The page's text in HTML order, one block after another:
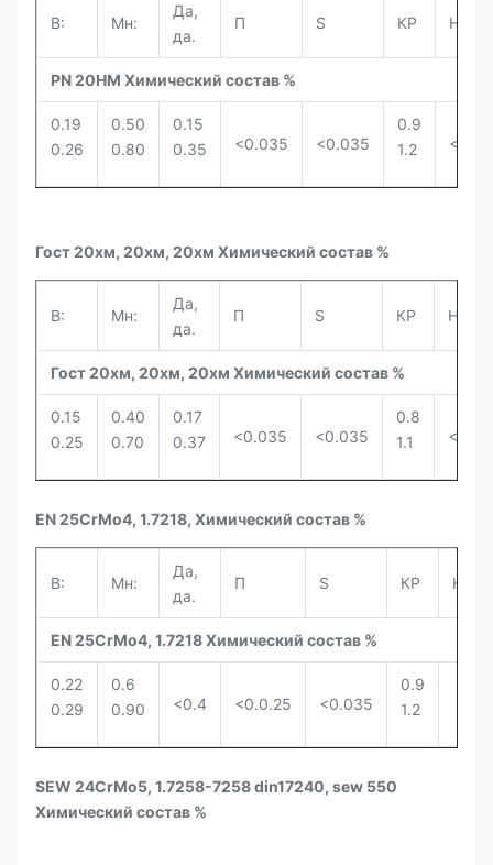
В: Мн:
Да,
да.
П S КР Ни.
PN 20HM Химический состав %
0.19
0.26
0.50
0.80
0.15
0.35
<0.035 <0.035
0.9
1.2
<0.6
Гост 20хм, 20хм, 20хм Химический состав %
В: Мн:
Да,
да.
П S КР Ни.
Гост 20хм, 20хм, 20хм Химический состав %
0.15
0.25
0.40
0.70
0.17
0.37
<0.035 <0.035
0.8
1.1
<0.3
EN 25CrMo4, 1.7218, Химический состав %
В: Мн:
Да,
да.
П S КР Ни.
EN 25CrMo4, 1.7218 Химический состав %
0.22
0.29
0.6
0.90
<0.4 <0.0.25 <0.035
0.9
1.2
SEW 24CrMo5, 1.7258-7258 din17240, sew 550
Химический состав %